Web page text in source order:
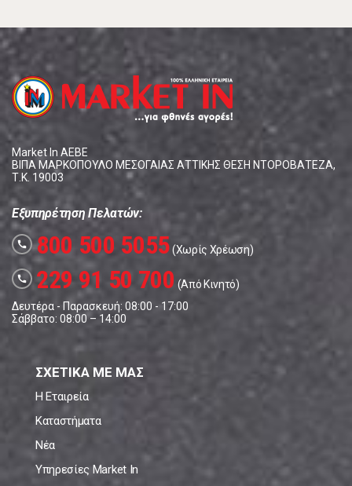
Market In ΑΕΒΕ
ΒΙΠΑ ΜΑΡΚΟΠΟΥΛΟ ΜΕΣΟΓΑΙΑΣ ΑΤΤΙΚΗΣ ΘΕΣΗ ΝΤΟΡΟΒΑΤΕΖΑ,
Τ.Κ. 19003
Εξυπηρέτηση Πελατών:
call 800 500 5055(Χωρίς Χρέωση)
call 229 91 50 700 (Από Κινητό)
Δευτέρα - Παρασκευή: 08:00 - 17:00
Σάββατο: 08:00 – 14:00
ΣΧΕΤΙΚΑ ΜΕ ΜΑΣ
Η Εταιρεία
Καταστήματα
Νέα
Υπηρεσίες Market In